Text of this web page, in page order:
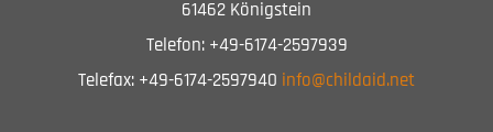
61462 Königstein
Telefon: +49-6174-2597939
Telefax: +49-6174-2597940 info@childaid.net